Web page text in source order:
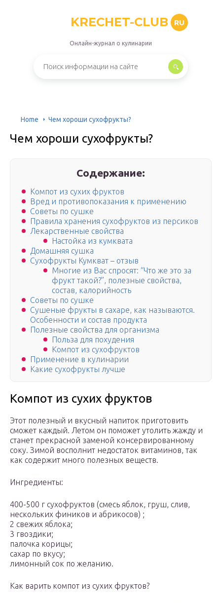
KRECHET-CLUB RU
Онлайн-журнал о кулинарии
Home Чем хороши сухофрукты?
Чем хороши сухофрукты?
Содержание:
Компот из сухих фруктов
Вред и противопоказания к применению
Советы по сушке
Правила хранения сухофруктов из персиков
Лекарственные свойства
Настойка из кумквата
Домашняя сушка
Сухофрукты Кумкват – отзыв
Многие из Вас спросят: “Что же это за
фрукт такой?”, полезные свойства,
состав, калорийность
Советы по сушке
Сушеные фрукты в сахаре, как называются.
Особенности и состав продукта
Полезные свойства для организма
Польза для похудения
Компот из сухофруктов
Применение в кулинарии
Какие сухофрукты лучше
Компот из сухих фруктов
Этот полезный и вкусный напиток приготовить
сможет каждый. Летом он поможет утолить жажду и
станет прекрасной заменой консервированному
соку. Зимой восполнит недостаток витаминов, так
как содержит много полезных веществ.
Ингредиенты:
400-500 г сухофруктов (смесь яблок, груш, слив,
нескольких фиников и абрикосов) ;
2 свежих яблока;
3 гвоздики;
палочка корицы;
сахар по вкусу;
лимонный сок по желанию.
Как варить компот из сухих фруктов?